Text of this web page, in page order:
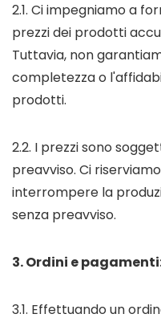
2.1. Ci impegniamo a
prezzi dei prodotti
Tuttavia, non
completezza o
prodotti.
2.2. I prezzi sono
preavviso. Ci
interrompere la
senza preavviso.
3. Ordini e
3.1. Effettuando un